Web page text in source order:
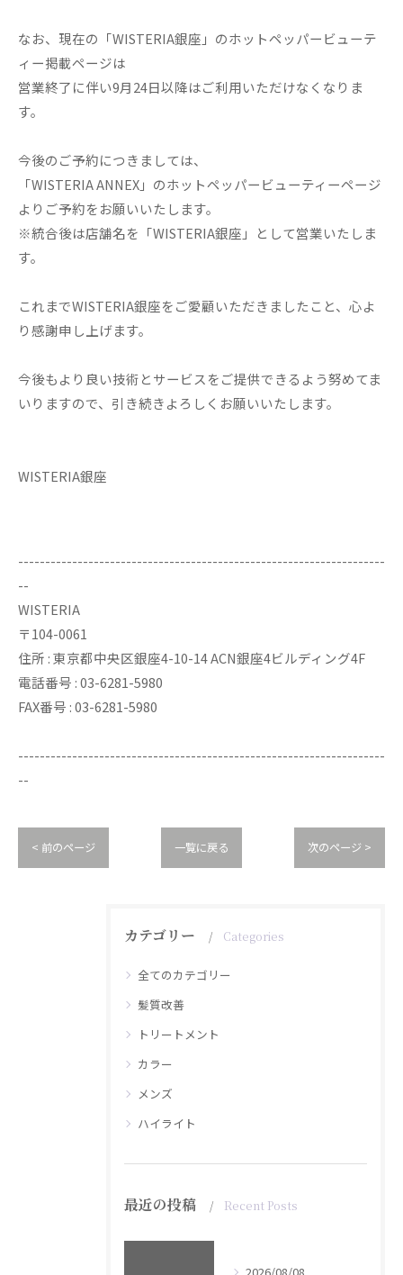
なお、現在の「WISTERIA銀座」のホットペッパービューテ
ィー掲載ページは
営業終了に伴い9月24日以降はご利用いただけなくなりま
す。
今後のご予約につきましては、
「WISTERIA ANNEX」のホットペッパービューティーページ
よりご予約をお願いいたします。
※統合後は店舗名を「WISTERIA銀座」として営業いたしま
す。
これまでWISTERIA銀座をご愛顧いただきましたこと、心よ
り感謝申し上げます。
今後もより良い技術とサービスをご提供できるよう努めてま
いりますので、引き続きよろしくお願いいたします。
WISTERIA銀座
--------------------------------------------------------------------
--
WISTERIA
〒104-0061
住所 : 東京都中央区銀座4-10-14 ACN銀座4ビルディング4F
電話番号 : 03-6281-5980
FAX番号 : 03-6281-5980
--------------------------------------------------------------------
--
< 前のページ 一覧に戻る 次のページ >
カテゴリー Categories
全てのカテゴリー
髪質改善
トリートメント
カラー
メンズ
ハイライト
最近の投稿 Recent Posts